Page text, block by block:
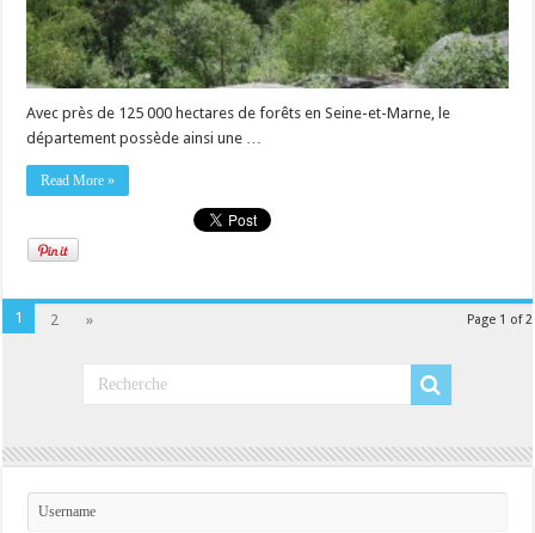
Avec près de 125 000 hectares de forêts en Seine-et-Marne, le
département possède ainsi une …
Read More »
Page 1 of 2
1 2 »